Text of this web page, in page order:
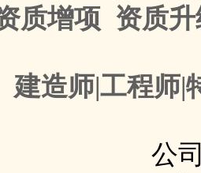
质增项 资质
建造师|工程师|
公